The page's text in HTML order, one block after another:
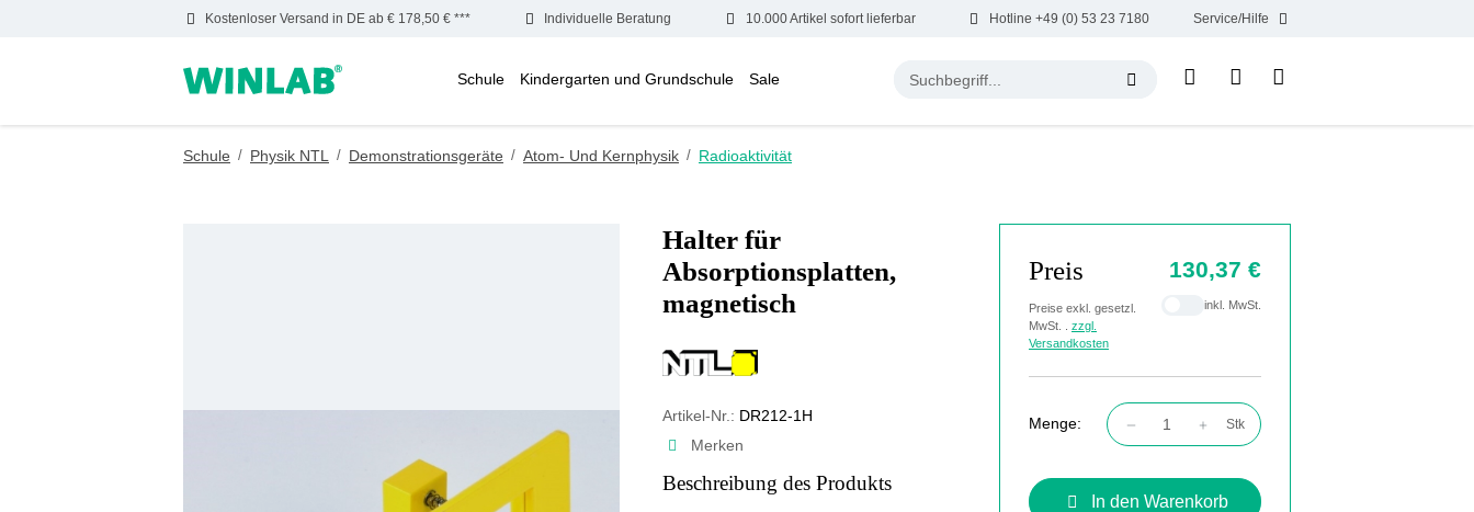
Zur Hauptnavigation springen
Kostenloser Versand in DE ab € 178,50 € *** Individuelle Beratung 10.000 Artikel sofort lieferbar Hotline +49 (0) 53 23 7180 Service/Hilfe
Schule Kindergarten und Grundschule Sale
Schule / Physik NTL / Demonstrationsgeräte / Atom- Und Kernphysik / Radioaktivität
Halter für
Absorptionsplatten,
magnetisch
Artikel-Nr.: DR212-1H
Merken
Beschreibung des Produkts
Preis
Preise exkl. gesetzl.
MwSt. .
zzgl.
Versandkosten
130,37 €
inkl. MwSt.
Menge:
Produkt Anzahl: Gib den gewünschten
Stk
In den Warenkorb